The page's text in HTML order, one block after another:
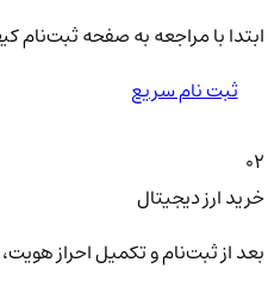
ابتدا با مراجعه به صفحه ثبت‌نام
ثبت نام سریع
02
خرید ارز دیجیتال
بعد از ثبت‌نام و تکمیل احراز